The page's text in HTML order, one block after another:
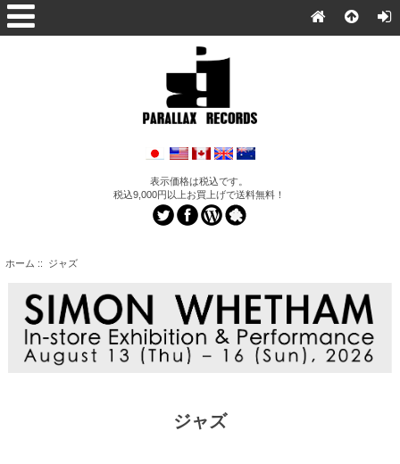
表示価格は税込です。
税込9,000円以上お買上げで送料無料！
ホーム :: ジャズ
ジャズ